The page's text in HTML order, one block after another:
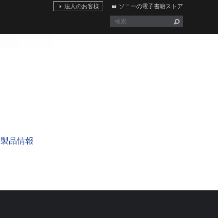
法人のお客様 ソニーの電子書籍ストア
製品情報